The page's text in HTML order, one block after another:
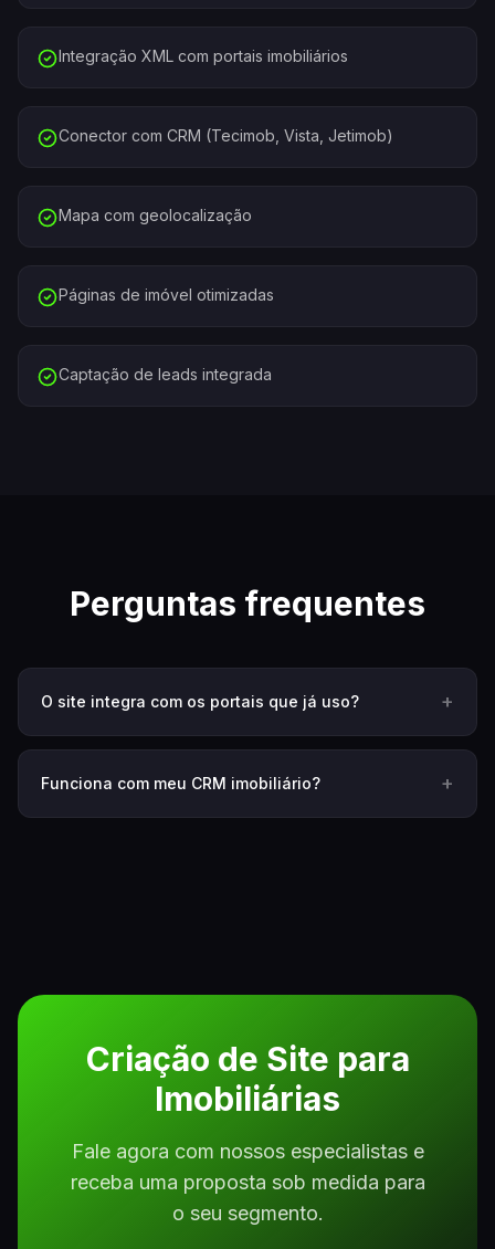
Integração XML com portais imobiliários
Conector com CRM (Tecimob, Vista, Jetimob)
Mapa com geolocalização
Páginas de imóvel otimizadas
Captação de leads integrada
Perguntas frequentes
O site integra com os portais que já uso? +
Funciona com meu CRM imobiliário? +
Criação de Site para
Imobiliárias
Fale agora com nossos especialistas e
receba uma proposta sob medida para
o seu segmento.